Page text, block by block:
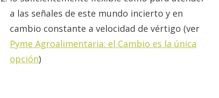
a las señales de este mundo incierto y en
cambio constante a velocidad de vértigo (ver
Pyme Agroalimentaria: el Cambio es la única
opción)